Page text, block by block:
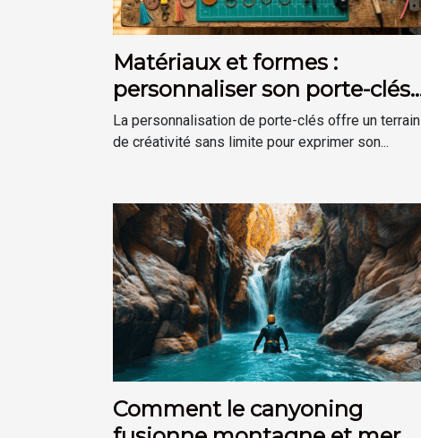
Matériaux et formes :
personnaliser son porte-clés
selon son goût
La personnalisation de porte-clés offre un terrain
de créativité sans limite pour exprimer son...
Comment le canyoning